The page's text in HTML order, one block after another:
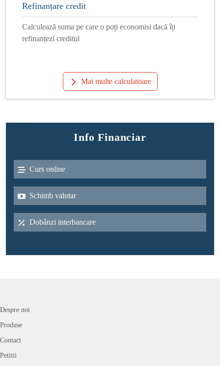
Refinanțare credit
Calculează suma pe care o poți economisi dacă îți
refinanțezi creditul
Mai multe calculatoare
Info Financiar
Curs online
Schimb valutar
Dobânzi interbancare
Despre noi
Produse
Contact
Petitii